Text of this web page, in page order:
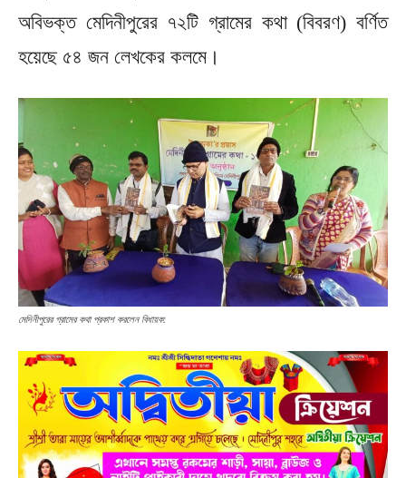
অবিভক্ত মেদিনীপুরের ৭২টি গ্রামের কথা (বিবরণ) বর্ণিত
হয়েছে ৫৪ জন লেখকের কলমে।
মেদিনীপুরের গ্রামের কথা প্রকাশ করলেন বিধায়ক: